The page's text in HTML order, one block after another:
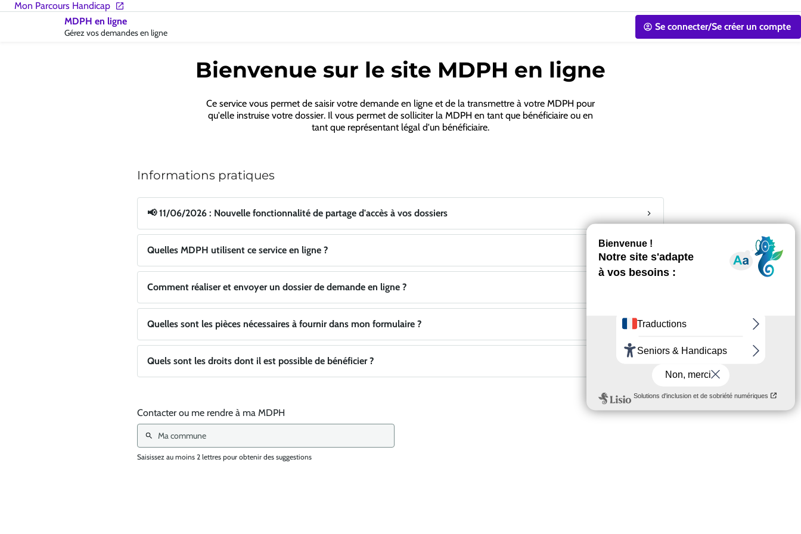
Accueil
-
Mon Parcours Handicap
MDPH en ligne
Gérez vos demandes en ligne
Se connecter/Se créer un compte
Bienvenue sur le site MDPH en ligne
Ce service vous permet de saisir votre demande en ligne et de la transmettre à votre MDPH pour
qu'elle instruise votre dossier. Il vous permet de solliciter la MDPH en tant que bénéficiaire ou en
tant que représentant légal d'un bénéficiaire.
Informations pratiques